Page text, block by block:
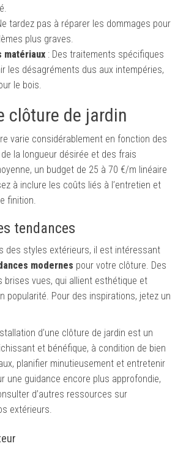
tardez pas à réparer les dommages pour
plus graves.
matériaux : Des traitements spécifiques
les désagréments dus aux intempéries,
le bois.
clôture de jardin
varie considérablement en fonction des
la longueur désirée et des frais
un budget de 25 à 70 €/m linéaire
à inclure les coûts liés à l’entretien et
finition.
tendances
des styles extérieurs, il est intéressant
modernes pour votre clôture. Des
brises vues, qui allient esthétique et
popularité. Pour des inspirations, jetez un
d’une clôture de jardin est un
et bénéfique, à condition de bien
planifier minutieusement et entretenir
une guidance encore plus approfondie,
d’autres ressources sur
extérieurs.